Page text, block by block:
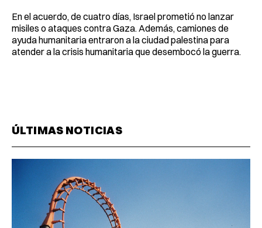
En el acuerdo, de cuatro días, Israel prometió no lanzar
misiles o ataques contra Gaza. Además, camiones de
ayuda humanitaria entraron a la ciudad palestina para
atender a la crisis humanitaria que desembocó la guerra.
ÚLTIMAS NOTICIAS